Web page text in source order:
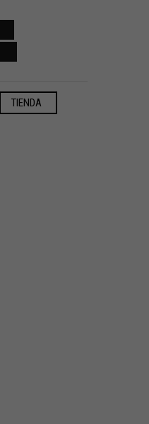
TIENDA